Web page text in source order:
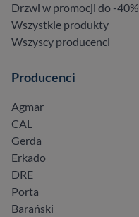
Drzwi w promocji do -40%
Wszystkie produkty
Wszyscy producenci
Producenci
Agmar
CAL
Gerda
Erkado
DRE
Porta
Barański